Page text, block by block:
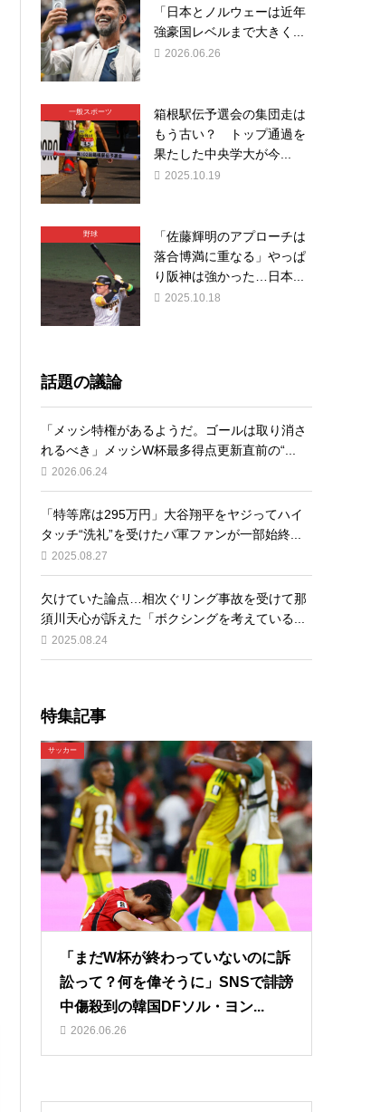
「日本とノルウェーは近年
強豪国レベルまで大きく...
2026.06.26
一般スポーツ
箱根駅伝予選会の集団走は
もう古い？ トップ通過を
果たした中央学大が今...
2025.10.19
野球
「佐藤輝明のアプローチは
落合博満に重なる」やっぱ
り阪神は強かった…日本...
2025.10.18
話題の議論
「メッシ特権があるようだ。ゴールは取り消さ
れるべき」メッシW杯最多得点更新直前の“...
2026.06.24
「特等席は295万円」大谷翔平をヤジってハイ
タッチ“洗礼”を受けたパ軍ファンが一部始終...
2025.08.27
欠けていた論点…相次ぐリング事故を受けて那
須川天心が訴えた「ボクシングを考えている...
2025.08.24
特集記事
サッカー
「まだW杯が終わっていないのに訴
訟って？何を偉そうに」SNSで誹謗
中傷殺到の韓国DFソル・ヨン...
2026.06.26